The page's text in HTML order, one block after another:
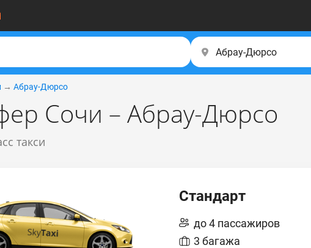
→ Абрау-Дюрсо
Сочи – Абрау-Дюрсо
такси
Стандарт
до 4 пассажиров
3 багажа